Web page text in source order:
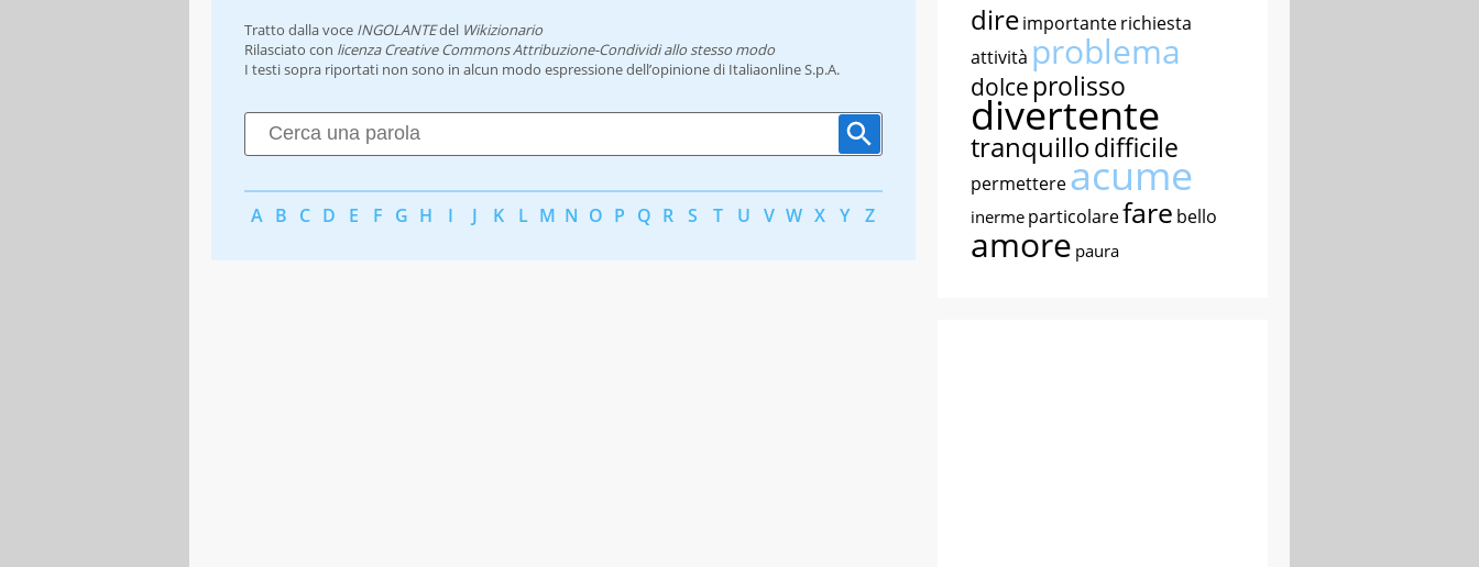
Tratto dalla voce INGOLANTEdel Wikizionario
Rilasciato con licenza Creative Commons Attribuzione-Condividi allo stesso modo
I testi sopra riportati non sono in alcun modo espressione dell’opinione di Italiaonline S.p.A.
A B C D E F G H I J K L M N O P Q R S T U V W X Y Z
direimportanterichiesta
attività problema
dolce prolisso
divertente
tranquillodifficile
permettereacume
inerme particolarefare bello
amore paura